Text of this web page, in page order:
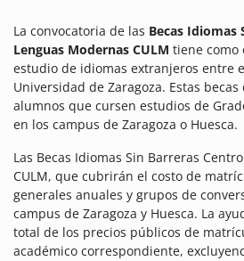
La convocatoria de las Becas Idiomas
Lenguas Modernas CULM tiene como
estudio de idiomas extranjeros entre
Universidad de Zaragoza. Estas
alumnos que cursen estudios de
en los campus de Zaragoza o Huesca.
Las Becas Idiomas Sin Barreras
CULM, que cubrirán el costo de
generales anuales y grupos de
campus de Zaragoza y Huesca. La
total de los precios públicos de
académico correspondiente,